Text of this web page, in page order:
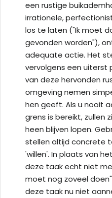
een rustige
irrationele,
los te laten ("Ik moet
gevonden worden"),
adequate actie. Het
vervolgens een uiterst
van deze hervonden
omgeving nemen
hen geeft. Als u nooit
grens is bereikt, zullen
heen blijven lopen.
stellen altijd concrete
'willen'. In plaats van
deze taak echt niet
moet nog zoveel
deze taak nu niet